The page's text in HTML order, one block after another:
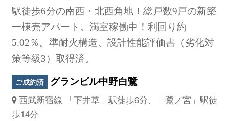
駅徒歩6分の南西・北西角地！総戸数9戸の新築
一棟売アパート。満室稼働中！利回り約
5.02％。準耐火構造、設計性能評価書（劣化対
策等級3）取得済。
ご成約済 グランビル中野白鷺
西武新宿線 「下井草」駅徒歩6分、「鷺ノ宮」駅徒
歩14分